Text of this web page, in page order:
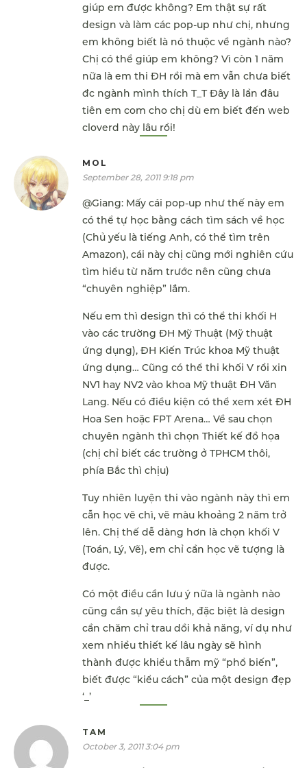
giúp em được không? Em thật sự rất
design và làm các pop-up như chị, nhưng
em không biết là nó thuộc về ngành nào?
Chị có thể giúp em không? Vì còn 1 năm
nữa là em thi ĐH rồi mà em vẫn chưa biết
đc ngành mình thích T_T Đây là lần đâu
tiên em com cho chị dù em biết đến web
cloverd này lâu rồi!
MOL
September 28, 2011 9:18 pm
@Giang: Mấy cái pop-up như thế này em
có thể tự học bằng cách tìm sách về học
(Chủ yếu là tiếng Anh, có thể tìm trên
Amazon), cái này chị cũng mới nghiên cứu
tìm hiểu từ năm trước nên cũng chưa
“chuyên nghiệp” lắm.
Nếu em thì design thì có thể thi khối H
vào các trường ĐH Mỹ Thuật (Mỹ thuật
ứng dụng), ĐH Kiến Trúc khoa Mỹ thuật
ứng dụng… Cũng có thể thi khối V rồi xin
NV1 hay NV2 vào khoa Mỹ thuật ĐH Văn
Lang. Nếu có điều kiện có thể xem xét ĐH
Hoa Sen hoặc FPT Arena… Về sau chọn
chuyên ngành thì chọn Thiết kế đồ họa
(chị chỉ biết các trường ở TPHCM thôi,
phía Bắc thì chịu)
Tuy nhiên luyện thi vào ngành này thì em
cẫn học vẽ chì, vẽ màu khoảng 2 năm trở
lên. Chị thế dễ dàng hơn là chọn khối V
(Toán, Lý, Vẽ), em chỉ cần học vẽ tượng là
được.
Có một điều cần lưu ý nữa là ngành nào
cũng cần sự yêu thích, đặc biệt là design
cần chăm chỉ trau dồi khả năng, ví dụ như
xem nhiều thiết kế lâu ngày sẽ hình
thành được khiểu thẫm mỹ “phổ biến”,
biết được “kiểu cách” của một design đẹp
‘_’
TAM
October 3, 2011 3:04 pm